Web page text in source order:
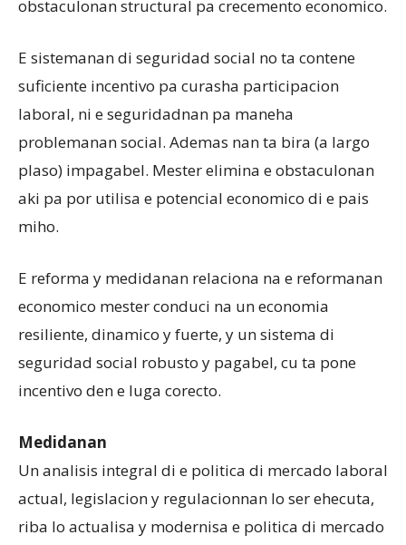
obstaculonan structural pa crecemento economico.
E sistemanan di seguridad social no ta contene
suficiente incentivo pa curasha participacion
laboral, ni e seguridadnan pa maneha
problemanan social. Ademas nan ta bira (a largo
plaso) impagabel. Mester elimina e obstaculonan
aki pa por utilisa e potencial economico di e pais
miho.
E reforma y medidanan relaciona na e reformanan
economico mester conduci na un economia
resiliente, dinamico y fuerte, y un sistema di
seguridad social robusto y pagabel, cu ta pone
incentivo den e luga corecto.
Medidanan
Un analisis integral di e politica di mercado laboral
actual, legislacion y regulacionnan lo ser ehecuta,
riba lo actualisa y modernisa e politica di mercado